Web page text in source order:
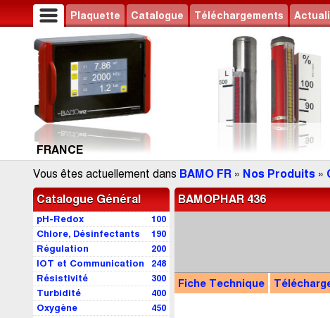
Plaquette Catalogue Téléchargements
FRANCE
Vous êtes actuellement dans BAMO FR » Nos Produits »
Catalogue Général
100
pH-Redox
190
Chlore, Désinfectants
200
Régulation
248
IOT et Communication
300
Résistivité
400
Turbidité
450
Oxygène
BAMOPHAR 436
Fiche Technique